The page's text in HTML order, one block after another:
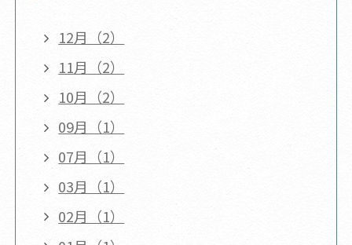
12月（2）
11月（2）
10月（2）
09月（1）
07月（1）
03月（1）
02月（1）